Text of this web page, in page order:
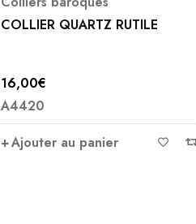
COLLIER QUARTZ RUTILE
16,00€
A4420
Ajouter au panier